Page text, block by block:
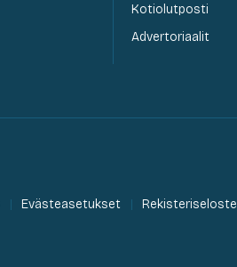
Kotiolutposti
Advertoriaalit
Evästeasetukset Rekisteriseloste